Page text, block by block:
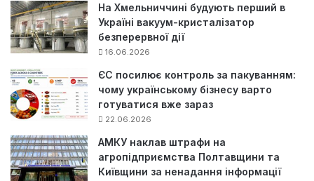
На Хмельниччині будують перший в
Україні вакуум-кристалізатор
безперервної дії
16.06.2026
ЄС посилює контроль за пакуванням:
чому українському бізнесу варто
готуватися вже зараз
22.06.2026
АМКУ наклав штрафи на
агропідприємства Полтавщини та
Київщини за ненадання інформації